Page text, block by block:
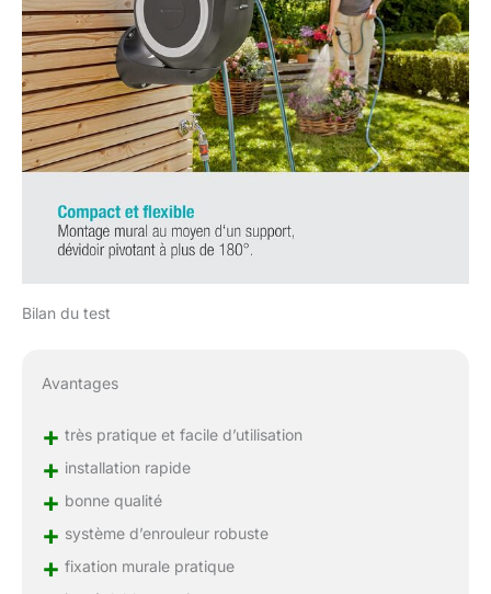
Bilan du test
Avantages
+ très pratique et facile d’utilisation
+ installation rapide
+ bonne qualité
+ système d’enrouleur robuste
+ fixation murale pratique